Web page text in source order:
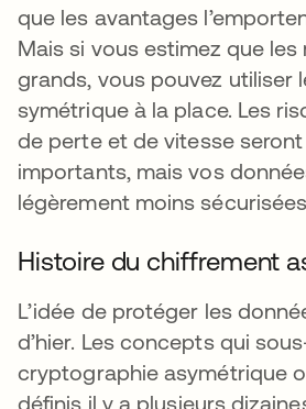
que les avantages
Mais si vous estimez que
grands, vous pouvez utiliser
symétrique à la place. Les
de perte et de vitesse
importants, mais vos
légèrement moins
Histoire du chiffrement
L’idée de protéger les
d’hier. Les concepts qui
cryptographie asymétrique
définis il y a plusieurs